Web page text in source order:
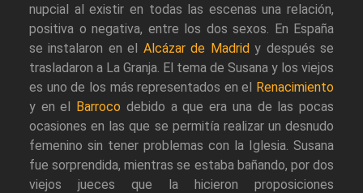
nupcial al existir en todas las escenas una relación,
positiva o negativa, entre los dos sexos. En España
se instalaron en el Alcázar de Madridy después se
trasladaron a La Granja. El tema de Susana y los viejos
es uno de los más representados en el Renacimiento
y en el Barroco debido a que era una de las pocas
ocasiones en las que se permitía realizar un desnudo
femenino sin tener problemas con la Iglesia. Susana
fue sorprendida, mientras se estaba bañando, por dos
viejos jueces que la hicieron proposiciones